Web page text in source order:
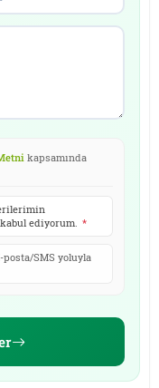
kapsamında
ediyorum. *
SMS yoluyla